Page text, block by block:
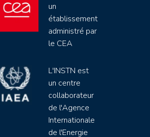
un
établissement
administré par
le CEA
L'INSTN est
un centre
collaborateur
de l'Agence
Internationale
de l'Energie